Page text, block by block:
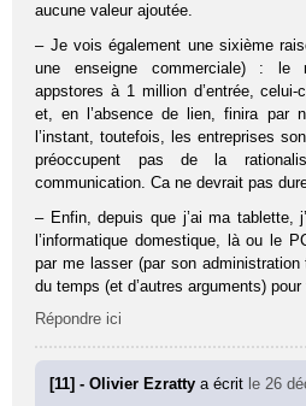
aucune valeur ajoutée.
– Je vois également une sixième
une enseigne commerciale) : le
appstores à 1 million d’entrée,
et, en l’absence de lien, finira par
l’instant, toutefois, les entreprises
préoccupent pas de la
communication. Ca ne devrait pas
– Enfin, depuis que j’ai ma tablette,
l’informatique domestique, là ou le
par me lasser (par son
du temps (et d’autres arguments)
Répondre ici
[11] - Olivier Ezrattya écrit le 26